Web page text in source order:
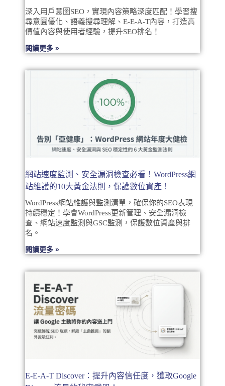
深入用戶意圖SEO，實現內容策略深度匹配！學習搜
尋意圖優化、語義搜尋理解、E-E-A-T內容，打造高
價值內容與使用者經驗，提升SEO排名！
閱讀更多 »
網站速度監測、安全漏洞檢查必看！WordPress網
站維護的10大黃金法則，保護數位資產！
WordPress網站維護與監測清單，確保你的SEO表現
持續穩定！學會WordPress更新管理、安全漏洞檢
查、網站速度監測與GSC監測，保護數位資產與排
名。
閱讀更多 »
E-E-A-T Discover：提升內容信任度，獲取Google